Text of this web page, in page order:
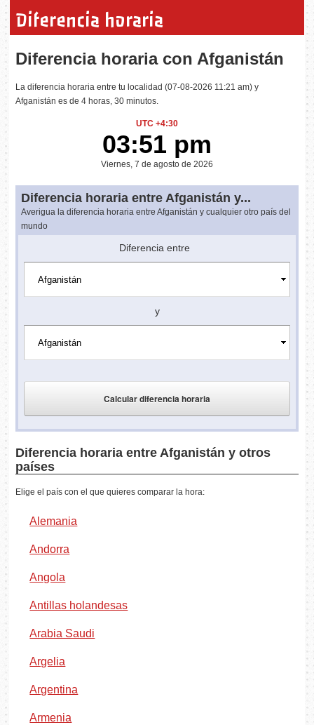
Diferencia horaria
Diferencia horaria con Afganistán
La diferencia horaria entre tu localidad (07-08-2026 11:21 am) y
Afganistán es de 4 horas, 30 minutos.
UTC +4:30
03:51 pm
Viernes, 7 de agosto de 2026
Diferencia horaria entre Afganistán y...
Averigua la diferencia horaria entre Afganistán y cualquier otro país del
mundo
Diferencia entre
y
Diferencia horaria entre Afganistán y otros
países
Elige el país con el que quieres comparar la hora:
Alemania
Andorra
Angola
Antillas holandesas
Arabia Saudi
Argelia
Argentina
Armenia